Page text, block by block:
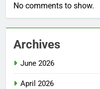
No comments to show.
Archives
June 2026
April 2026